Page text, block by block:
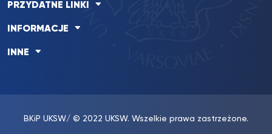
PRZYDATNE LINKI
INFORMACJE
INNE
BKiP UKSW/ © 2022 UKSW. Wszelkie prawa zastrzeżone.